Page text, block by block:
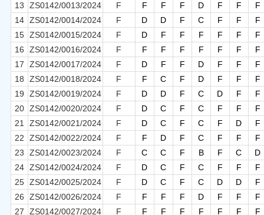
13
ZS0142/0013/2024 F F F F D F F
F
14 ZS0142/0014/2024 F D D F C F F
F
15 ZS0142/0015/2024 F D F F F F F
F
16
ZS0142/0016/2024 F F F F F F F
F
17
ZS0142/0017/2024 F D F F D F F
F
18
ZS0142/0018/2024 F F C F D F F
F
19
ZS0142/0019/2024 F D D F C D F
F
20 ZS0142/0020/2024 F D C F C F F
F
21
ZS0142/0021/2024 F D C F C F D
F
22
ZS0142/0022/2024 F F D F C F F
F
23
ZS0142/0023/2024 F C C F B F C
D
24 ZS0142/0024/2024 F D C F C F F
F
25 ZS0142/0025/2024 F D C F C D D
F
26
ZS0142/0026/2024 F F F F D F F
F
27
ZS0142/0027/2024 F F F F F F F
F